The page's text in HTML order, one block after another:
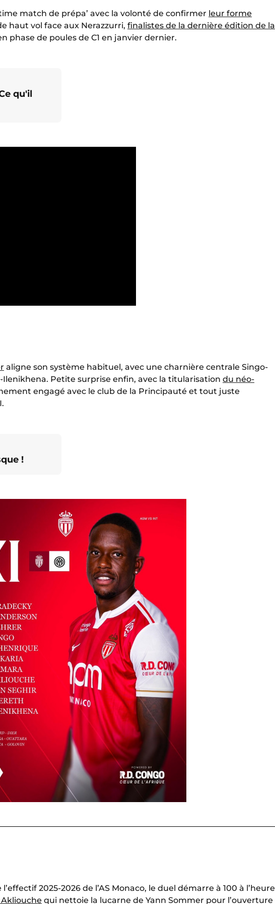
match de prépa’ avec la volonté de confirmer leur forme
haut vol face aux Nerazzurri, finalistes de la dernière édition de la
phase de poules de C1 en janvier dernier.
qu'il
aligne son système habituel, avec une charnière centrale Singo-
Petite surprise enfin, avec la titularisation du néo-
engagé avec le club de la Principauté et tout juste
!
2025-2026 de l’AS Monaco, le duel démarre à 100 à l’heure
qui nettoie la lucarne de Yann Sommer pour l’ouverture